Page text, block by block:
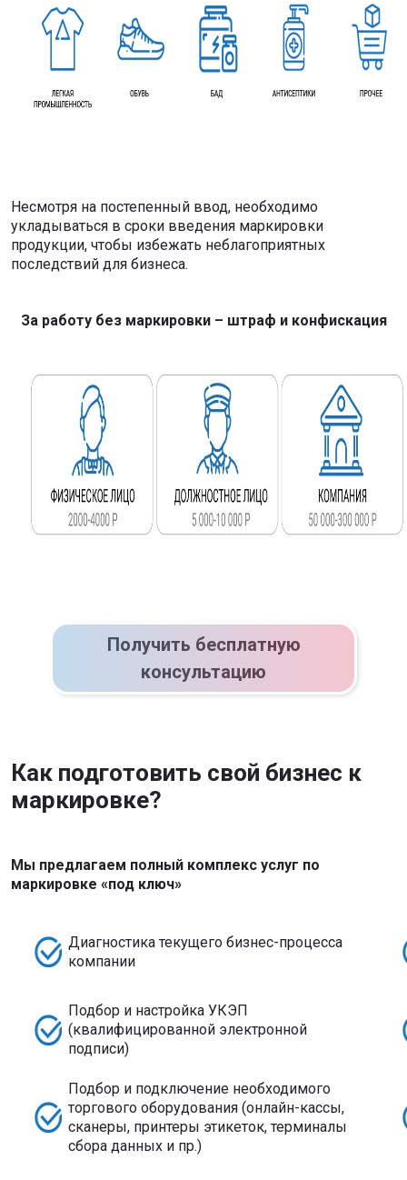
Несмотря на постепенный ввод, необходимо
укладываться в сроки введения маркировки
продукции, чтобы избежать неблагоприятных
последствий для бизнеса.
За работу без маркировки – штраф и конфискация
Получить бесплатную
консультацию
Как подготовить свой бизнес к
маркировке?
Мы предлагаем полный комплекс услуг по
маркировке «под ключ»
Диагностика текущего бизнес-процесса
компании
Подбор и настройка УКЭП
(квалифицированной электронной
подписи)
Подбор и подключение необходимого
торгового оборудования (онлайн-кассы,
сканеры, принтеры этикеток, терминалы
сбора данных и пр.)